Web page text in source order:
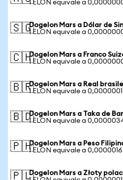
1 ELON equivale a
🇸🇬Dogelon Mars a Dólar de
1 ELON equivale a
🇨🇭Dogelon Mars a Franco
1 ELON equivale a
🇧🇷Dogelon Mars a Real
1 ELON equivale a
🇧🇩Dogelon Mars a Taka de
1 ELON equivale a
🇵🇭Dogelon Mars a Peso
1 ELON equivale a
🇵🇱Dogelon Mars a Złoty